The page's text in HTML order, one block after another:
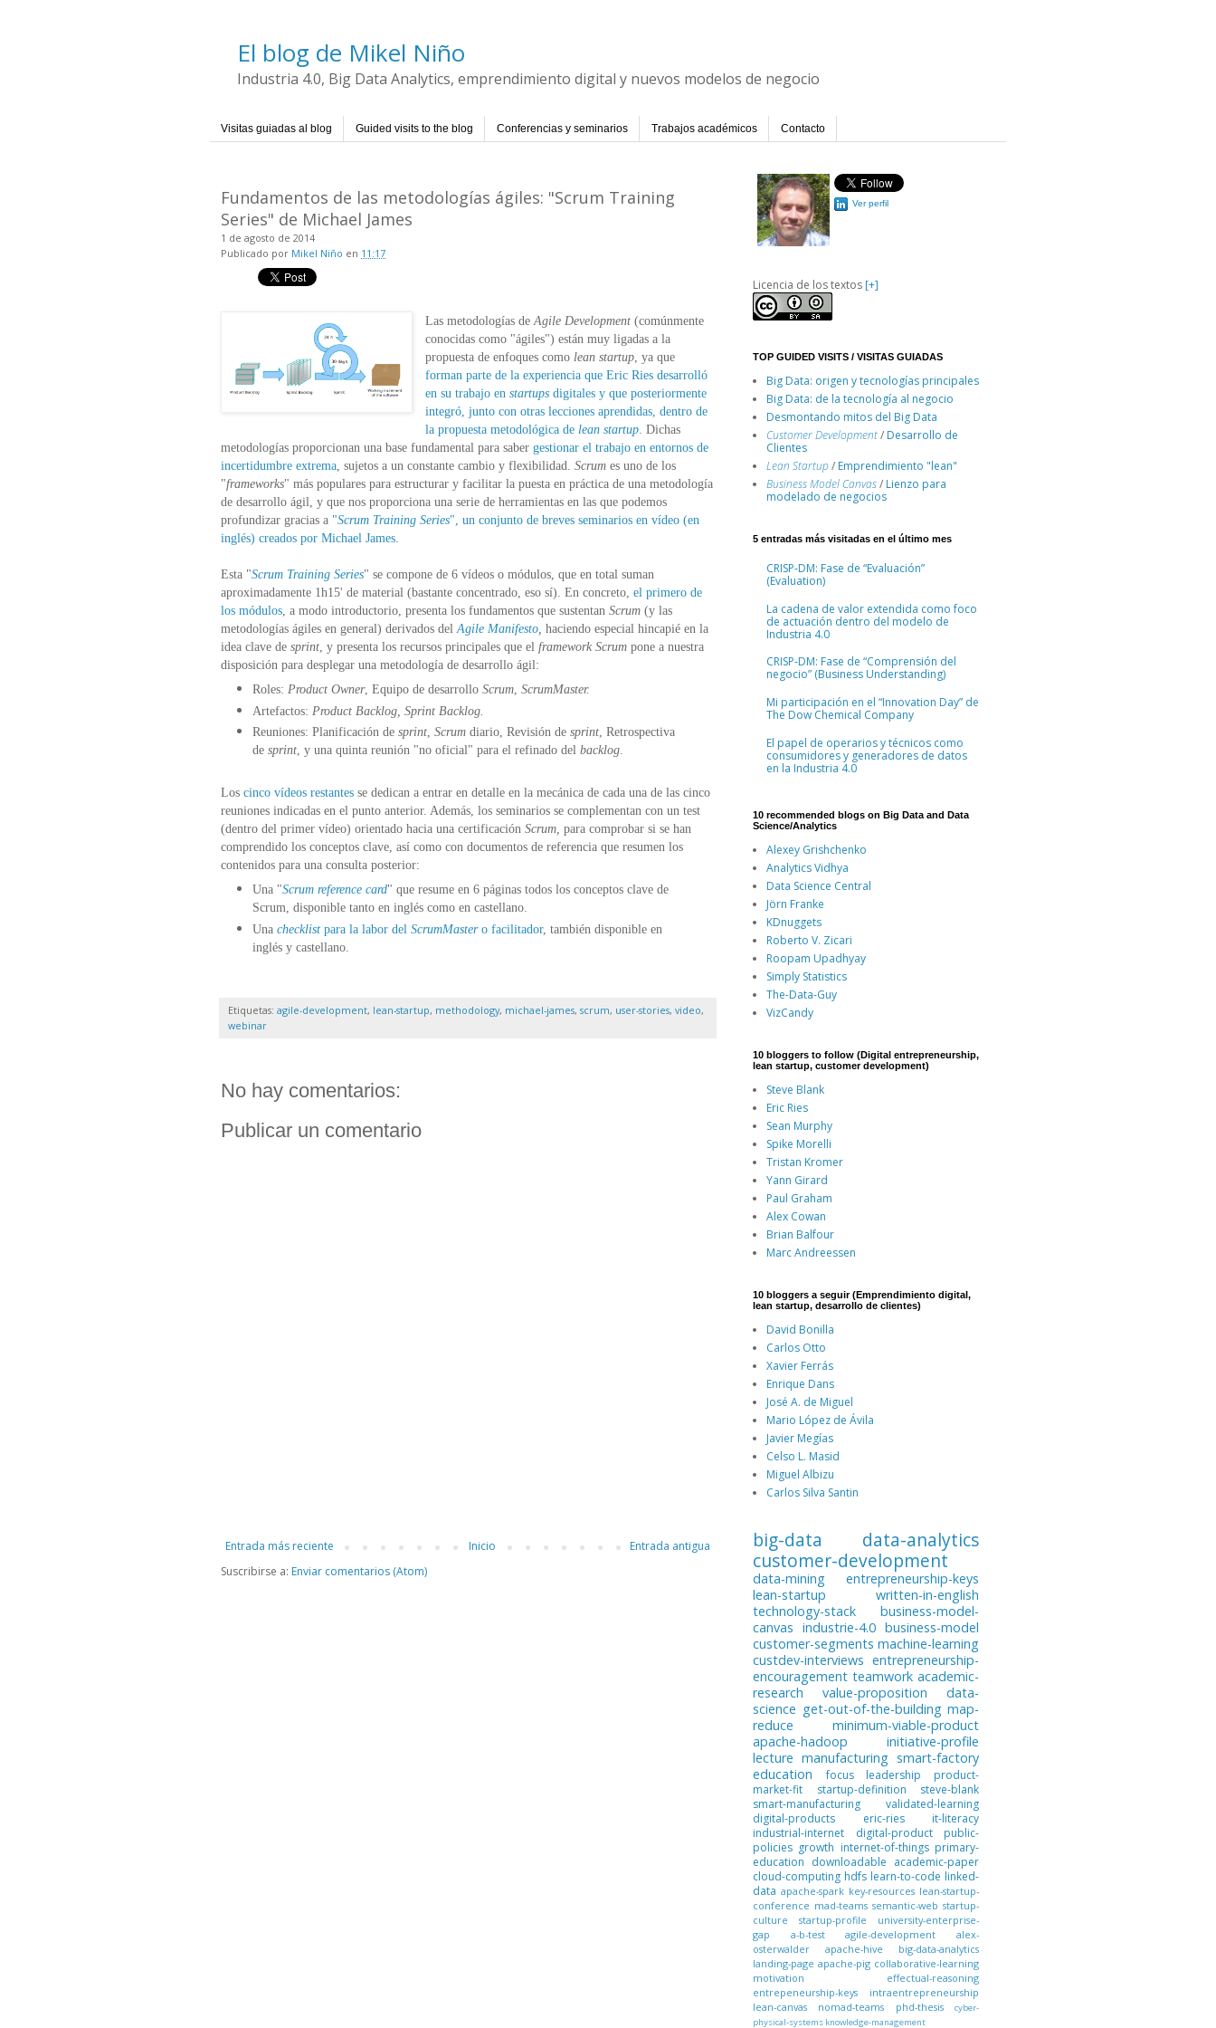
El blog de Mikel Niño
Industria 4.0, Big Data Analytics, emprendimiento digital y nuevos modelos de negocio
Visitas guiadas al blog Guided visits to the blog Conferencias y seminarios Trabajos académicos Contacto
Fundamentos de las metodologías ágiles: "Scrum Training
Series" de Michael James
1 de agosto de 2014
Publicado por Mikel Niño en 11:17
Las metodologías deAgile Development (comúnmente
conocidas como "ágiles") están muy ligadas a la
propuesta de enfoques como lean startup, ya que
forman parte de la experiencia que Eric Ries desarrolló
en su trabajo en startups digitales y que posteriormente
integró, junto con otras lecciones aprendidas, dentro de
la propuesta metodológica de lean startup. Dichas
metodologías proporcionan una base fundamental para saber gestionar el trabajo en entornos de
incertidumbre extrema, sujetos a un constante cambio y flexibilidad. Scrum es uno de los
"frameworks" más populares para estructurar y facilitar la puesta en práctica de una metodología
de desarrollo ágil, y que nos proporciona una serie de herramientas en las que podemos
profundizar gracias a "Scrum Training Series", un conjunto de breves seminarios en vídeo (en
inglés) creados por Michael James.
Esta "Scrum Training Series" se compone de 6 vídeos o módulos, que en total suman
aproximadamente 1h15' de material (bastante concentrado, eso sí). En concreto, el primero de
los módulos, a modo introductorio, presenta los fundamentos que sustentan Scrum (y las
metodologías ágiles en general) derivados delAgile Manifesto, haciendo especial hincapié en la
idea clave de sprint, y presenta los recursos principales que el framework Scrum pone a nuestra
disposición para desplegar una metodología de desarrollo ágil:
Roles: Product Owner, Equipo de desarrollo Scrum, ScrumMaster.
Artefactos: Product Backlog, Sprint Backlog.
Reuniones: Planificación de sprint, Scrum diario, Revisión de sprint, Retrospectiva
de sprint, y una quinta reunión "no oficial" para el refinado del backlog.
Los cinco vídeos restantes se dedican a entrar en detalle en la mecánica de cada una de las cinco
reuniones indicadas en el punto anterior. Además, los seminarios se complementan con un test
(dentro del primer vídeo) orientado hacia una certificación Scrum, para comprobar si se han
comprendido los conceptos clave, así como con documentos de referencia que resumen los
contenidos para una consulta posterior:
Una "Scrum reference card" que resume en 6 páginas todos los conceptos clave de
Scrum, disponible tanto en inglés como en castellano.
Una checklist para la labor del ScrumMastero facilitador, también disponible en
inglés y castellano.
Etiquetas: agile-development, lean-startup, methodology, michael-james, scrum, user-stories, video,
webinar
No hay comentarios:
Publicar un comentario
Entrada más reciente Entrada antigua
Inicio
Suscribirse a: Enviar comentarios (Atom)
Ver perfil
Licencia de los textos [+]
TOP GUIDED VISITS / VISITAS GUIADAS
Big Data: origen y tecnologías principales
Big Data: de la tecnología al negocio
Desmontando mitos del Big Data
Customer Development/ Desarrollo de
Clientes
Lean Startup/ Emprendimiento "lean"
Business Model Canvas/ Lienzo para
modelado de negocios
5 entradas más visitadas en el último mes
CRISP-DM: Fase de “Evaluación”
(Evaluation)
La cadena de valor extendida como foco
de actuación dentro del modelo de
Industria 4.0
CRISP-DM: Fase de “Comprensión del
negocio” (Business Understanding)
Mi participación en el “Innovation Day” de
The Dow Chemical Company
El papel de operarios y técnicos como
consumidores y generadores de datos
en la Industria 4.0
10 recommended blogs on Big Data and Data
Science/Analytics
Alexey Grishchenko
Analytics Vidhya
Data Science Central
Jörn Franke
KDnuggets
Roberto V. Zicari
Roopam Upadhyay
Simply Statistics
The-Data-Guy
VizCandy
10 bloggers to follow (Digital entrepreneurship,
lean startup, customer development)
Steve Blank
Eric Ries
Sean Murphy
Spike Morelli
Tristan Kromer
Yann Girard
Paul Graham
Alex Cowan
Brian Balfour
Marc Andreessen
10 bloggers a seguir (Emprendimiento digital,
lean startup, desarrollo de clientes)
David Bonilla
Carlos Otto
Xavier Ferrás
Enrique Dans
José A. de Miguel
Mario López de Ávila
Javier Megías
Celso L. Masid
Miguel Albizu
Carlos Silva Santin
big-data
data-analytics
customer-development
data-mining
entrepreneurship-keys
lean-startup
written-in-english
technology-stack
business-model-
canvas industrie-4.0 business-model
customer-segments machine-learning
custdev-interviews entrepreneurship-
encouragement teamwork academic-
research
value-proposition
data-
science get-out-of-the-building map-
reduce
minimum-viable-product
apache-hadoop
initiative-profile
lecture manufacturing smart-factory
education
focus leadership
product-
market-fit
startup-definition
steve-blank
smart-manufacturing
validated-learning
digital-products
eric-ries
it-literacy
industrial-internet
digital-product
public-
policies growth internet-of-things primary-
education downloadable academic-paper
cloud-computing hdfs learn-to-code linked-
data apache-spark key-resources lean-startup-
conference mad-teams semantic-web startup-
culture
startup-profile
university-enterprise-
gap
a-b-test agile-development
alex-
osterwalder
apache-hive
big-data-analytics
landing-page apache-pig collaborative-learning
motivation
effectual-reasoning
entrepeneurship-keys
intraentrepreneurship
lean-canvas
nomad-teams phd-thesis
cyber-
physical-systems knowledge-management